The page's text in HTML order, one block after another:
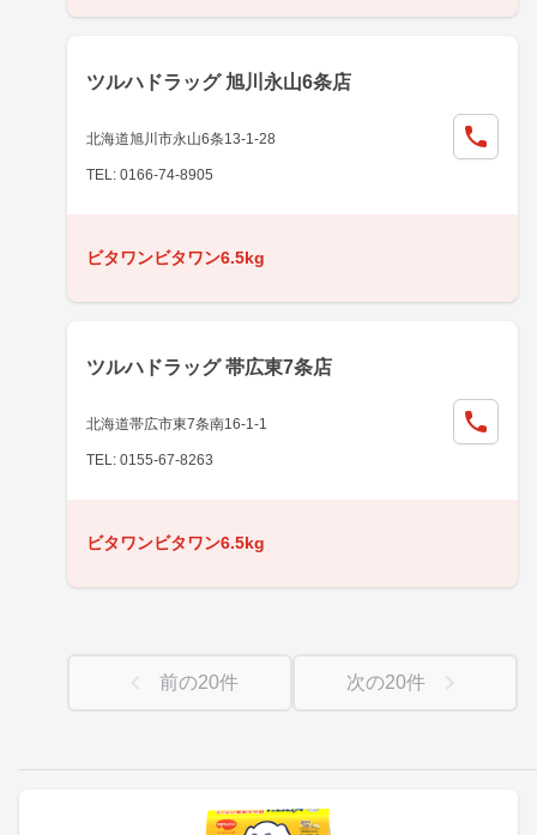
ツルハドラッグ 旭川永山6条店
北海道旭川市永山6条13-1-28
TEL: 0166-74-8905
ビタワンビタワン6.5kg
ツルハドラッグ 帯広東7条店
北海道帯広市東7条南16-1-1
TEL: 0155-67-8263
ビタワンビタワン6.5kg
前の20件 次の20件